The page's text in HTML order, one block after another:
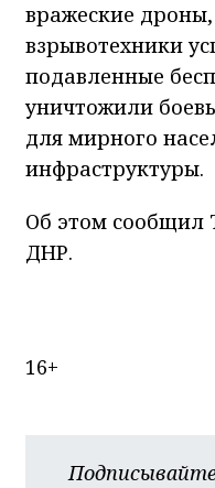
вражеские дроны,
взрывотехники
подавленные
уничтожили
для мирного
инфраструктуры.
Об этом
ДНР.
16+